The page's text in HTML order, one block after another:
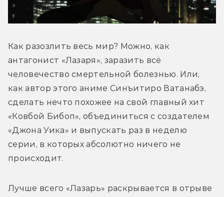
Как разозлить весь мир? Можно, как
антагонист «Лазаря», заразить всё
человечество смертельной болезнью. Или,
как автор этого аниме Синъитиро Ватанабэ,
сделать нечто похожее на свой главный хит
«Ковбой Бибоп», объединиться с создателем
«Джона Уика» и выпускать раз в неделю
серии, в которых абсолютно ничего не
происходит.
Лучше всего «Лазарь» раскрывается в отрыве